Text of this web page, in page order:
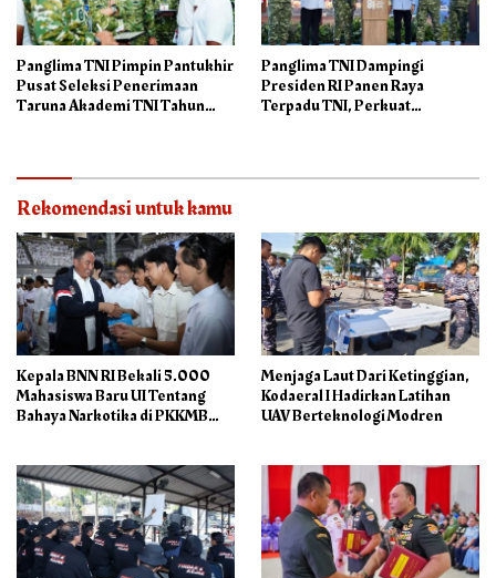
Panglima TNI Pimpin Pantukhir
Pusat Seleksi Penerimaan
Taruna Akademi TNI Tahun
Panglima TNI Dampingi
Presiden RI Panen Raya
Terpadu TNI, Perkuat
Rekomendasi untuk kamu
Kepala BNN RI Bekali 5.000
Mahasiswa Baru UI Tentang
Bahaya Narkotika di PKKMB
Menjaga Laut Dari Ketinggian,
Kodaeral I Hadirkan Latihan
UAV Berteknologi Modren